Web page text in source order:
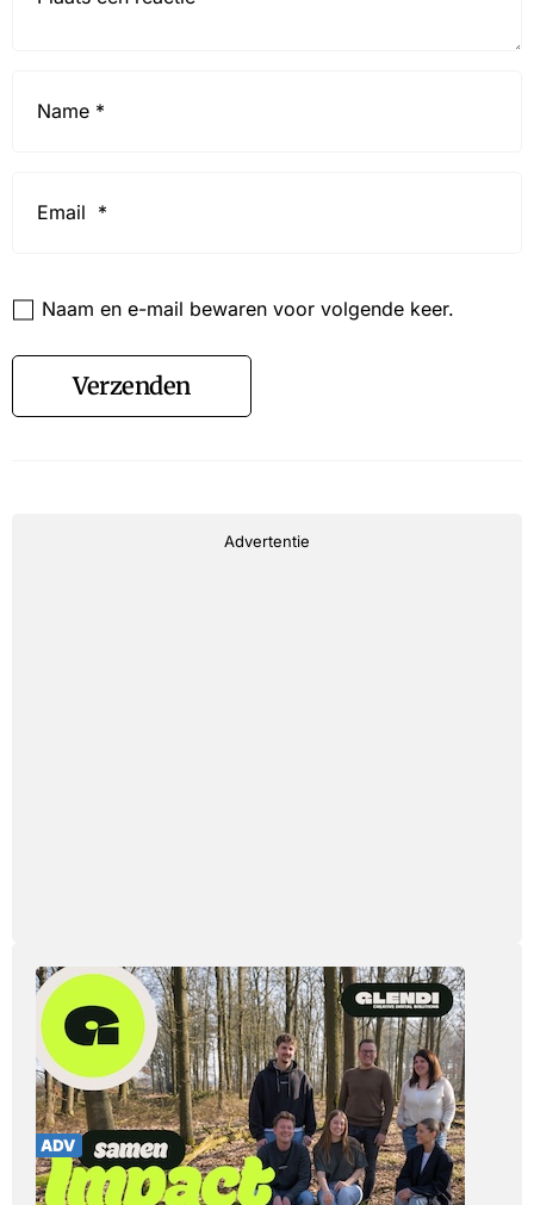
Naam en e-mail bewaren voor volgende keer.
Verzenden
Advertentie